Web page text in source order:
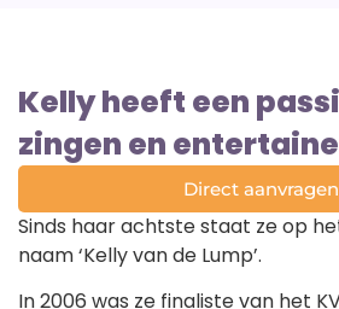
Kelly heeft een
zingen en
Direct aanvragen
Sinds haar achtste staat ze op
naam ‘Kelly van de Lump’.
In 2006 was ze finaliste van het